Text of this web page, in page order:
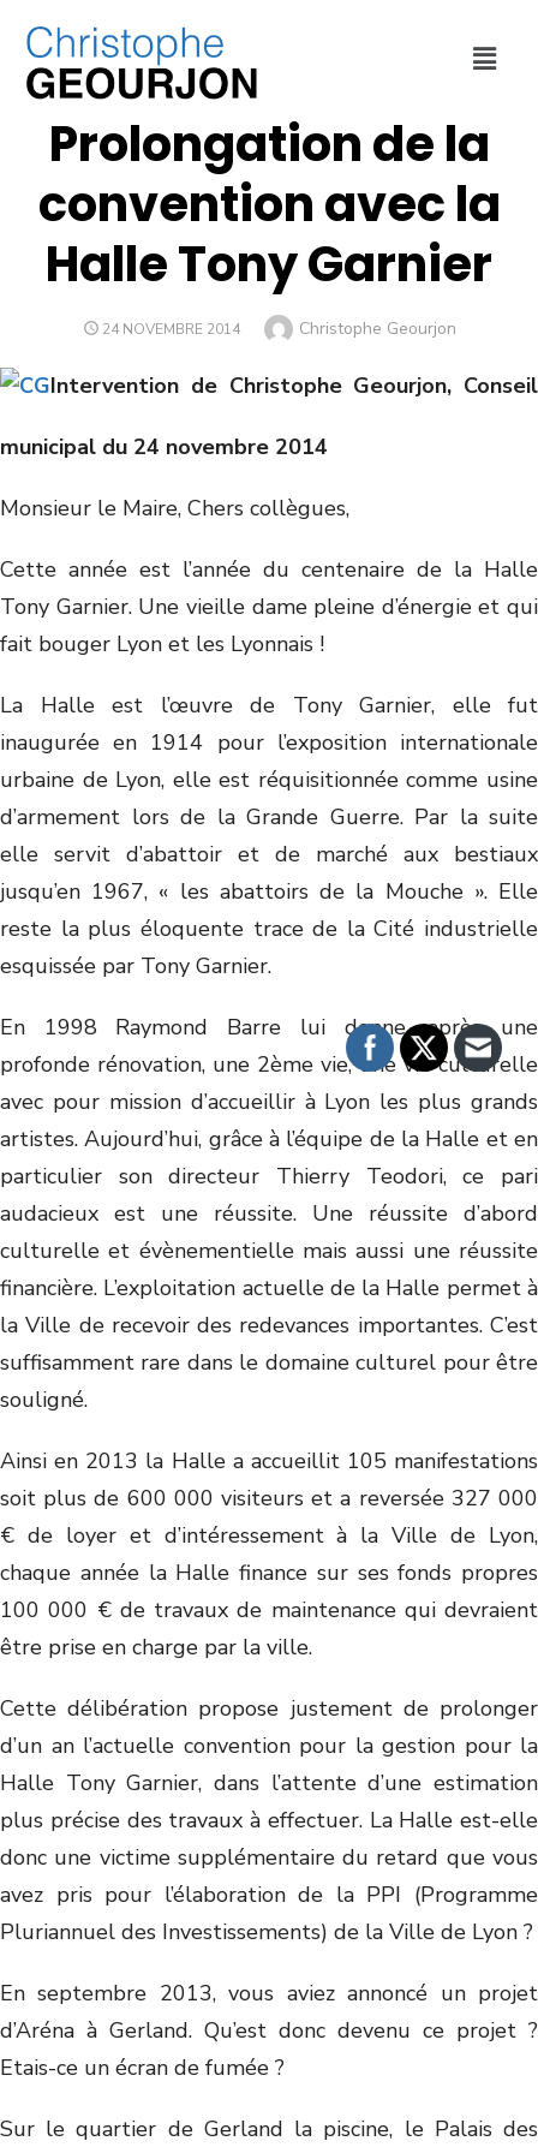
CULTURE ET SPORT,
Prolongation de la
convention avec la
Halle Tony Garnier
24 NOVEMBRE 2014 Christophe Geourjon
Intervention de Christophe Geourjon, Conseil
municipal du 24 novembre 2014
Monsieur le Maire, Chers collègues,
Cette année est l’année du centenaire de la Halle
Tony Garnier. Une vieille dame pleine d’énergie et qui
fait bouger Lyon et les Lyonnais !
La Halle est l’œuvre de Tony Garnier, elle fut
inaugurée en 1914 pour l’exposition internationale
urbaine de Lyon, elle est réquisitionnée comme usine
d’armement lors de la Grande Guerre. Par la suite
elle servit d’abattoir et de marché aux bestiaux
jusqu’en 1967, « les abattoirs de la Mouche ». Elle
reste la plus éloquente trace de la Cité industrielle
esquissée par Tony Garnier.
En 1998 Raymond Barre lui donne, après une
profonde rénovation, une 2ème vie, une vie culturelle
avec pour mission d’accueillir à Lyon les plus grands
artistes. Aujourd’hui, grâce à l’équipe de la Halle et en
particulier son directeur Thierry Teodori, ce pari
audacieux est une réussite. Une réussite d’abord
culturelle et évènementielle mais aussi une réussite
financière. L’exploitation actuelle de la Halle permet à
la Ville de recevoir des redevances importantes. C’est
suffisamment rare dans le domaine culturel pour être
souligné.
Ainsi en 2013 la Halle a accueillit 105 manifestations
soit plus de 600 000 visiteurs et a reversée 327 000
€ de loyer et d’intéressement à la Ville de Lyon,
chaque année la Halle finance sur ses fonds propres
100 000 € de travaux de maintenance qui devraient
être prise en charge par la ville.
Cette délibération propose justement de prolonger
d’un an l’actuelle convention pour la gestion pour la
Halle Tony Garnier, dans l’attente d’une estimation
plus précise des travaux à effectuer. La Halle est-elle
donc une victime supplémentaire du retard que vous
avez pris pour l’élaboration de la PPI (Programme
Pluriannuel des Investissements) de la Ville de Lyon ?
En septembre 2013, vous aviez annoncé un projet
d’Aréna à Gerland. Qu’est donc devenu ce projet ?
Etais-ce un écran de fumée ?
Sur le quartier de Gerland la piscine, le Palais des